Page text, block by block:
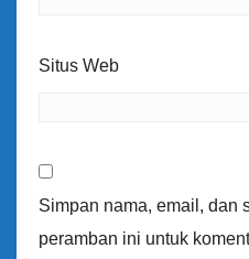
Situs Web
Simpan nama, email, dan
peramban ini untuk